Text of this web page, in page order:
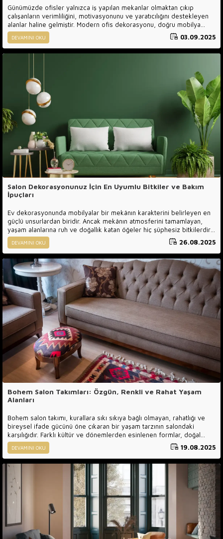
Günümüzde ofisler yalnızca iş yapılan mekanlar olmaktan çıkıp
çalışanların verimliliğini, motivasyonunu ve yaratıcılığını destekleyen
alanlar haline gelmiştir. Modern ofis dekorasyonu, doğru mobilya
seçimleri ve etkili bir düzenleme ile hem çalışanların konforunu artırır
hem de iş süreçlerinin daha verimli ilerlemesine katkı sağlar.
Araştırmalar, ergonomik tasarımlı ofis mobilyaları ve ferah bir
ve minimalist mobilyalar, odaklanmayı kolaylaştırırken stres seviyesini
de düşürür.
DEVAMINI OKU 03.09.2025
Salon Dekorasyonunuz İçin En Uyumlu Bitkiler ve Bakım
İpuçları
Ev dekorasyonunda mobilyalar bir mekânın karakterini belirleyen en
güçlü unsurlardan biridir. Ancak mekânın atmosferini tamamlayan,
yaşam alanlarına ruh ve doğallık katan öğeler hiç şüphesiz bitkilerdir.
Doğru seçilmiş bir koltuk takımı, tarzınızı yansıtırken, yanına
konumlandıracağınız bir bitki yaşam alanınızı çok daha sıcak, huzurlu
ve estetik kılar. Özellikle bohem salon dekorasyonunda bitkilerin
canlılığı, renkleri ve doğal enerjisi ön plana çıkar. Bohem koltuk
takımıyla uyumlu yeşil yapraklı bitkiler ya da renkli çiçekler, bu özgür
ruhlu tarzı daha da güçlü hissettirir.
DEVAMINI OKU 26.08.2025
Bohem Salon Takımları: Özgün, Renkli ve Rahat Yaşam
Alanları
Bohem salon takımı, kurallara sıkı sıkıya bağlı olmayan, rahatlığı ve
bireysel ifade gücünü öne çıkaran bir yaşam tarzının salondaki
karşılığıdır. Farklı kültür ve dönemlerden esinlenen formlar, doğal
malzemeler ve karakterli yüzeyler bir araya gelerek özgün bir
kompozisyon oluşturur. Bohem koltuk takımı, yalnızca oturma
ihtiyacını karşılayan bir mobilya olmaktan çıkar; salonun ruhunu
belirleyen, mekâna sıcaklık, renk ve katmanlı bir derinlik katan başrol
unsura dönüşür. Geniş oturum derinlikleri, yumuşak minderler, el
işçiliği detayları ve doğal dokularla kurulan bu dil, “bohem salon”
deneyimini hem görsel hem de hissel açıdan farklı bir seviyeye taşır.
DEVAMINI OKU 19.08.2025